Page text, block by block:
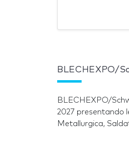
BLECHEXPO/
BLECHEXPO/
2027 presentando
Metallurgica,